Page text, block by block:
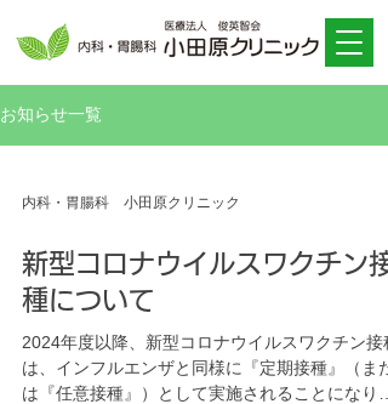
お知らせ一覧
内科・胃腸科 小田原クリニック
新型コロナウイルスワクチン接
種について
2024年度以降、新型コロナウイルスワクチン接
は、インフルエンザと同様に『定期接種』（また
は『任意接種』）として実施されることになりま